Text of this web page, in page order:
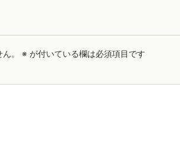
。 ※ が付いている欄は必須項目です